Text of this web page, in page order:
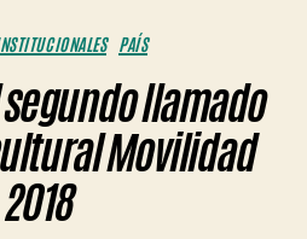
Categorías PAÍS
llamado
Movilidad
2018